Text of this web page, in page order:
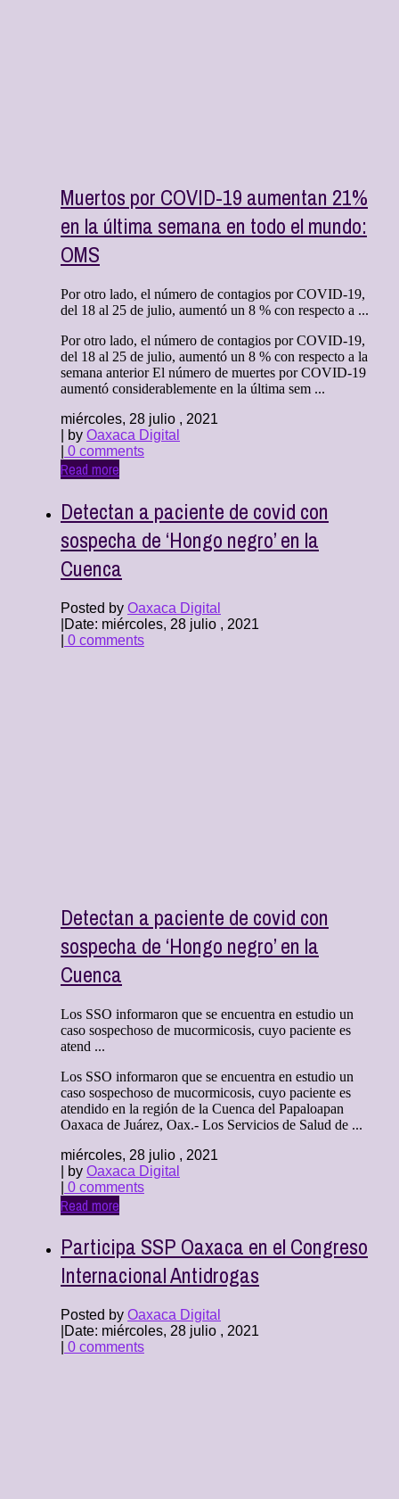
Muertos por COVID-19 aumentan 21%
en la última semana en todo el mundo:
OMS
Por otro lado, el número de contagios por COVID-19,
del 18 al 25 de julio, aumentó un 8 % con respecto a ...
Por otro lado, el número de contagios por COVID-19,
del 18 al 25 de julio, aumentó un 8 % con respecto a la
semana anterior El número de muertes por COVID-19
aumentó considerablemente en la última sem ...
miércoles, 28 julio , 2021
| by Oaxaca Digital
0 comments
Read more
Detectan a paciente de covid con
sospecha de ‘Hongo negro’ en la
Cuenca
Posted by Oaxaca Digital
Date: miércoles, 28 julio , 2021
0 comments
Detectan a paciente de covid con
sospecha de ‘Hongo negro’ en la
Cuenca
Los SSO informaron que se encuentra en estudio un
caso sospechoso de mucormicosis, cuyo paciente es
atend ...
Los SSO informaron que se encuentra en estudio un
caso sospechoso de mucormicosis, cuyo paciente es
atendido en la región de la Cuenca del Papaloapan
Oaxaca de Juárez, Oax.- Los Servicios de Salud de ...
miércoles, 28 julio , 2021
| by Oaxaca Digital
0 comments
Read more
Participa SSP Oaxaca en el Congreso
Internacional Antidrogas
Posted by Oaxaca Digital
Date: miércoles, 28 julio , 2021
0 comments